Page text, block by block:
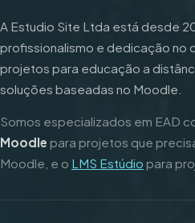
A Estudio Site Ltda está desde
profissionalismo e dedicação no
projetos para educação a
soluções baseadas no Moodle.
Somos especializados em EAD
Moodle para projetos que
Moodle, e o LMS Estúdio para